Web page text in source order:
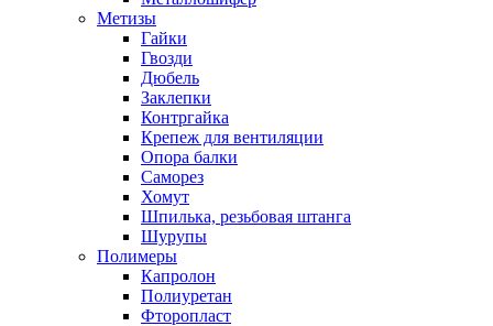
Метизы
Гайки
Гвозди
Дюбель
Заклепки
Контргайка
Крепеж для вентиляции
Опора балки
Саморез
Хомут
Шпилька, резьбовая штанга
Шурупы
Полимеры
Капролон
Полиуретан
Фторопласт